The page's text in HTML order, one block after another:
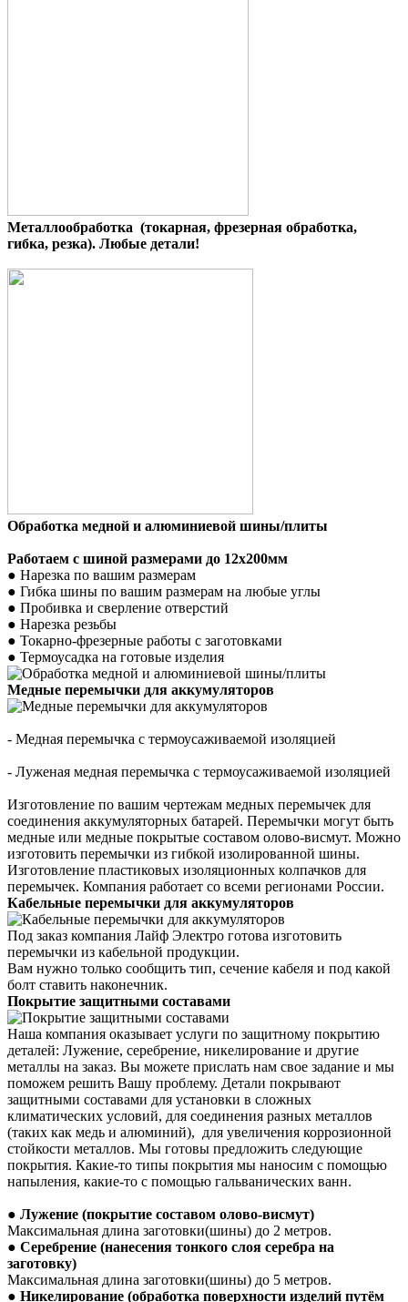
Металлообработка (токарная, фрезерная обработка,
гибка, резка). Любые детали!
Обработка медной и алюминиевой шины/плиты
Работаем с шиной размерами до 12х200мм
● Нарезка по вашим размерам
● Гибка шины по вашим размерам на любые углы
● Пробивка и сверление отверстий
● Нарезка резьбы
● Токарно-фрезерные работы с заготовками
● Термоусадка на готовые изделия
Медные перемычки для аккумуляторов
- Медная перемычка с термоусаживаемой изоляцией
- Луженая медная перемычка с термоусаживаемой изоляцией
Изготовление по вашим чертежам медных перемычек для
соединения аккумуляторных батарей. Перемычки могут быть
медные или медные покрытые составом олово-висмут. Можно
изготовить перемычки из гибкой изолированной шины.
Изготовление пластиковых изоляционных колпачков для
перемычек. Компания работает со всеми регионами России.
Кабельные перемычки для аккумуляторов
Под заказ компания Лайф Электро готова изготовить
перемычки из кабельной продукции.
Вам нужно только сообщить тип, сечение кабеля и под какой
болт ставить наконечник.
Покрытие защитными составами
Наша компания оказывает услуги по защитному покрытию
деталей: Лужение, серебрение, никелирование и другие
металлы на заказ. Вы можете прислать нам свое задание и мы
поможем решить Вашу проблему. Детали покрывают
защитными составами для установки в сложных
климатических условий, для соединения разных металлов
(таких как медь и алюминий), для увеличения коррозионной
стойкости металлов. Мы готовы предложить следующие
покрытия. Какие-то типы покрытия мы наносим с помощью
напыления, какие-то с помощью гальванических ванн.
● Лужение (покрытие составом олово-висмут)
Максимальная длина заготовки(шины) до 2 метров.
● Серебрение (нанесения тонкого слоя серебра на
заготовку)
Максимальная длина заготовки(шины) до 5 метров.
● Никелирование (обработка поверхности изделий путём